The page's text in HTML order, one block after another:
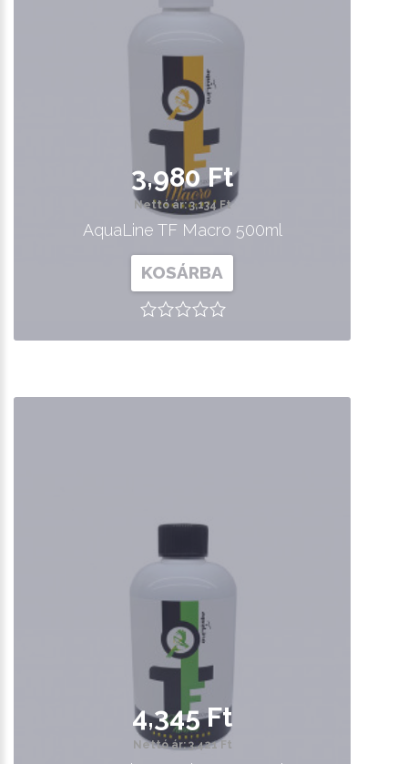
3,980 Ft
Nettó ár: 3,134 Ft
AquaLine TF Macro 500ml
KOSÁRBA
4,345 Ft
Nettó ár: 3,421 Ft